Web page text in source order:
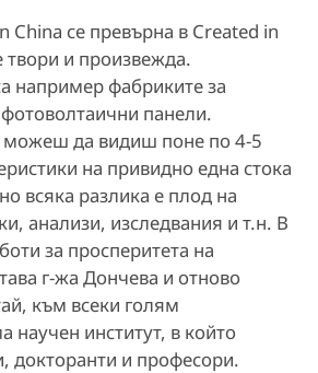
China се превърна в Created in
твори и произвежда.
например фабриките за
панели.
можеш да видиш поне по 4-5
на привидно една стока
всяка разлика е плод на
анализи, изследвания и т.н. В
за просперитета на
г-жа Дончева и отново
към всеки голям
научен институт, в който
докторанти и професори.